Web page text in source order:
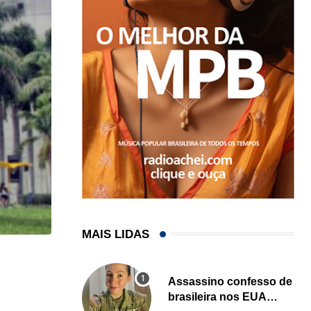
Açaí é reconhecido oficialmente como fruto
MAIS LIDAS
Assassino confesso de
brasileira nos EUA